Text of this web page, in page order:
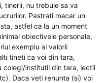
tinerii, nu trebuie sa va
Pastrati macar un
astfel ca la un moment
obiectivele personale,
exemplu al valorii
tineti ca voi din tara,
colegi/institutii din tara, lectii
Daca veti renunta (si) voi